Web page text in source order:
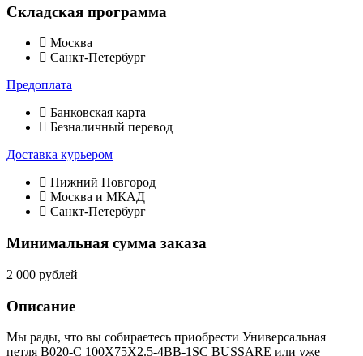
Складская программа
Москва
Санкт-Петербург
Предоплата
Банковская карта
Безналичный перевод
Доставка курьером
Нижний Новгород
Москва и МКАД
Санкт-Петербург
Минимальная сумма заказа
2 000 рублей
Описание
Мы рады, что вы собираетесь приобрести Универсальная
петля B020-C 100X75X2.5-4BB-1SC BUSSARE или уже